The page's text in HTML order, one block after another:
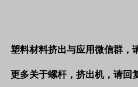
塑料材料挤出与应用微信群，
更多关于螺杆，挤出机，请回